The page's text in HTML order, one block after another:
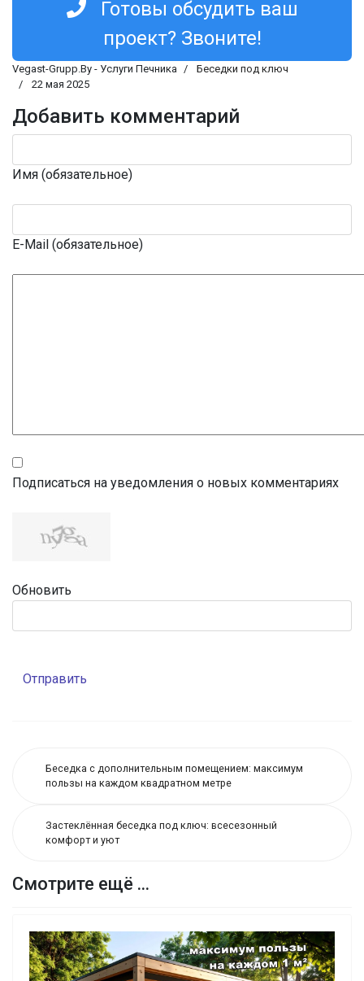
Готовы обсудить ваш
проект? Звоните!
Vegast-Grupp.By - Услуги Печника
Беседки под ключ
22 мая 2025
Добавить комментарий
Имя (обязательное)
E-Mail (обязательное)
Подписаться на уведомления о новых комментариях
Обновить
Отправить
Беседка с дополнительным помещением: максимум
пользы на каждом квадратном метре
Застеклённая беседка под ключ: всесезонный
комфорт и уют
Смотрите ещё ...